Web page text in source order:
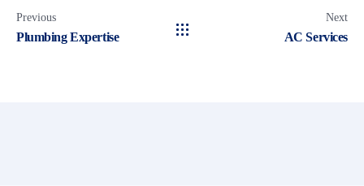
Previous
Plumbing Expertise
Next
AC Services